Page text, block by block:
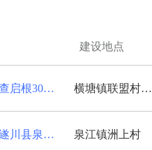
建设地点
暄合盈新能源庐山市横塘镇查启根30KW户用屋顶分布式光伏发电项目 横塘镇联盟村石溪畈组
江西昱晖光伏发电有限公司遂川县泉江镇李英华20KW屋顶分布式光伏发电项目 泉江镇洲上村